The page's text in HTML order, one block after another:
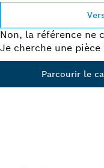
Non, la référence ne
Je cherche une
Parcourir le